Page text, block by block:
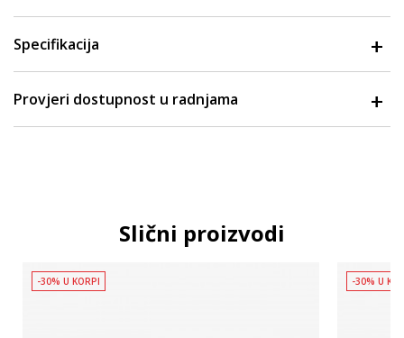
Specifikacija
Provjeri dostupnost u radnjama
Slični proizvodi
-30% U KORPI -30% U